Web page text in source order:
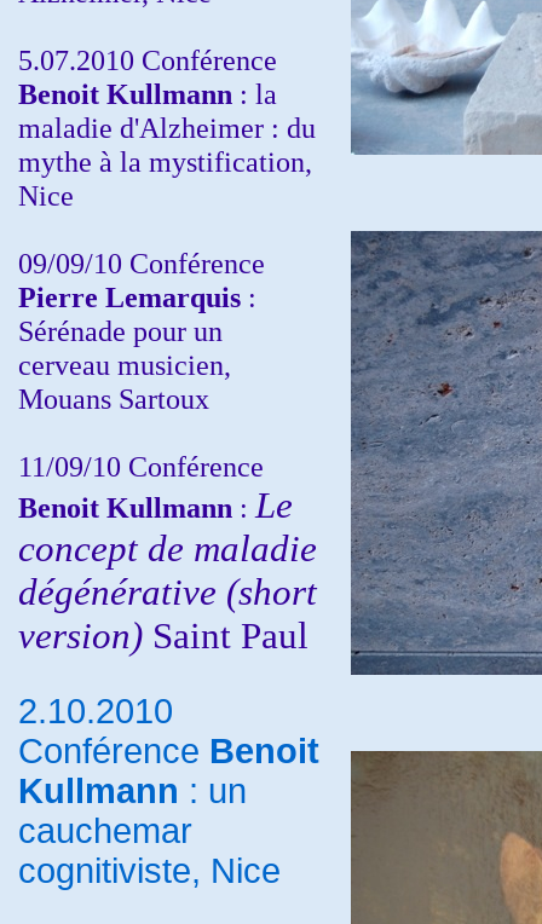
5.07.2010 Conférence
Benoit Kullmann : la
maladie d'Alzheimer : du
mythe à la mystification,
Nice
09/09/10 Conférence
Pierre Lemarquis :
Sérénade pour un
cerveau musicien,
Mouans Sartoux
11/09/10 Conférence
Benoit Kullmann : Le
concept de maladie
dégénérative (short
version) Saint Paul
2.10.2010
Conférence Benoit
Kullmann : un
cauchemar
cognitiviste, Nice